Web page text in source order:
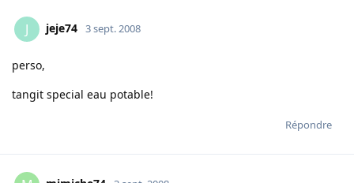
J jeje74 3 sept. 2008
perso,
tangit special eau potable!
Répondre